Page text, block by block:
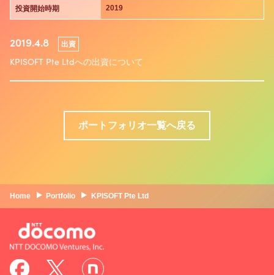
投資開始時期 2019
2019.4.8 出資
KPISOFT Pte Ltdへの出資について
ポートフォリオ一覧へ戻る
Home Portfolio KPISOFT Pte Ltd